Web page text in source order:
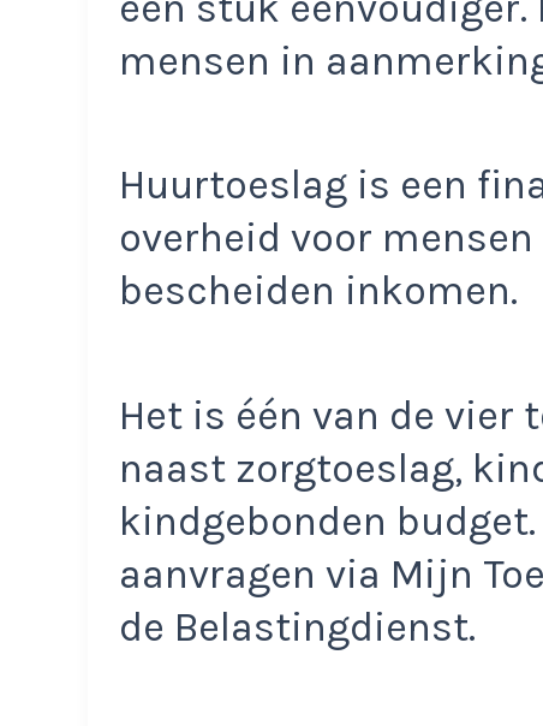
mensen in
Huurtoeslag is een
overheid voor
bescheiden inkomen.
Het is één van de vier
naast zorgtoeslag,
kindgebonden
aanvragen via Mijn
de Belastingdienst.